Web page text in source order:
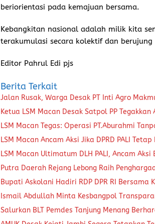
beriorientasi pada kemajuan bersama.
Kebangkitan nasional adalah milik kita
terakumulasi secara kolektif dan
Editor Pahrul Edi pjs
Berita Terkait
Jalan Rusak, Warga Desak PT Inti Agro
Ketua LSM Macan Desak Satpol PP
LSM Macan Tegas: Operasi PT.Aburahmi
LSM Macan Ancam Aksi Jika DPRD PALI Tetap
LSM Macan Ultimatum DLH PALI, Ancam
Putra Daerah Rejang Lebong Raih
Bupati Askolani Hadiri RDP DPR RI Bersama
Ismail Abdullah Minta Kesbangpol
Salurkan BLT Pemdes Tanjung Menang